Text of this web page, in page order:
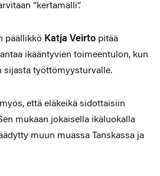
”kertamälli”.
päällikkö Katja Veirtopitää
ikääntyvien toimeentulon, kun
sijasta työttömyysturvalle.
että eläkeikä sidottaisiin
mukaan jokaisella ikäluokalla
muun muassa Tanskassa ja